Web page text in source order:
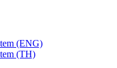
(ENG)
(TH)